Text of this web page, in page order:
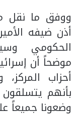
ووفق ما نقل
أذن ضيفه
الحكومي
موضحاً أن
أحزاب
بأنهم
وضعونا جميعاً